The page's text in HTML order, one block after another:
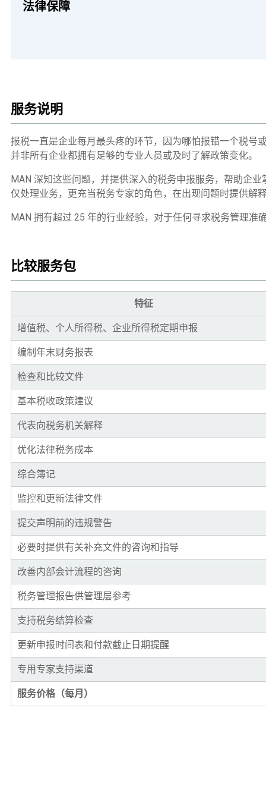
法律保障
服务说明
报税一直是企业每月最头疼的环节，因为哪怕报错一个税号
并非所有企业都拥有足够的专业人员或及时了解政策变化。
MAN 深知这些问题，并提供深入的税务申报服务，帮助企
仅处理业务，更充当税务专家的角色，在出现问题时提供
MAN 拥有超过 25 年的行业经验，对于任何寻求税务管理
比较服务包
特征
增值税、个人所得税、企业所得税定期申报
编制年末财务报表
检查和比较文件
基本税收政策建议
代表向税务机关解释
优化法律税务成本
综合簿记
监控和更新法律文件
提交声明前的违规警告
必要时提供有关补充文件的咨询和指导
改善内部会计流程的咨询
税务管理报告供管理层参考
支持税务结算检查
更新申报时间表和付款截止日期提醒
专用专家支持渠道
服务价格（每月）